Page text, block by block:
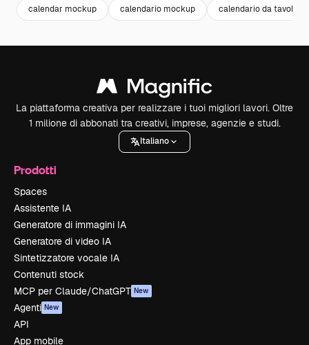
calendar mockup calendario mockup calendario da tavolo
La piattaforma creativa per realizzare i tuoi migliori lavori. Oltre
1 milione di abbonati tra creativi, imprese, agenzie e studi.
Italiano
Prodotti
Spaces
Assistente IA
Generatore di immagini IA
Generatore di video IA
Sintetizzatore vocale IA
Contenuti stock
MCP per Claude/ChatGPT New
Agenti New
API
App mobile